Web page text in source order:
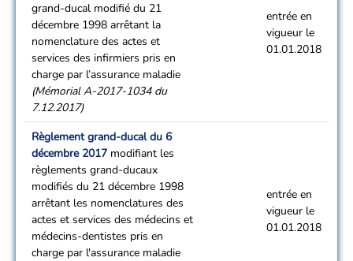
grand-ducal modifié du 21
décembre 1998 arrêtant la
nomenclature des actes et
services des infirmiers pris en
charge par l’assurance maladie
(Mémorial A-2017-1034 du
7.12.2017)
entrée en
vigueur le
01.01.2018
Règlement grand-ducal du 6
décembre 2017 modifiant les
règlements grand-ducaux
modifiés du 21 décembre 1998
arrêtant les nomenclatures des
actes et services des médecins et
médecins-dentistes pris en
charge par l'assurance maladie
entrée en
vigueur le
01.01.2018